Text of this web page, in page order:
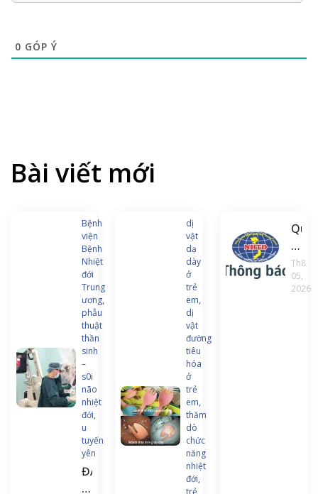
0 GÓP Ý
Bài viết mới
Bệnh
viện
Bệnh
Nhiệt
đới
Trung
ương,
phẫu
thuật
thần
sinh
–
s0i
não
nhiệt
đới,
u
tuyến
yên
ĐAU
ĐẦU
dị
vật
dạ
dày
ở
trẻ
em,
dị
vật
đường
tiêu
hóa
ở
trẻ
em,
thăm
dò
chức
năng
nhiệt
đới,
trẻ
định
về
việc
ban
Th8
05,
2026